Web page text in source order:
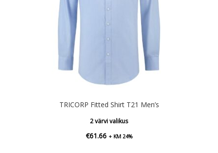
TRICORP Fitted Shirt T21 Men’s
2 värvi valikus
€61.66 + KM 24%